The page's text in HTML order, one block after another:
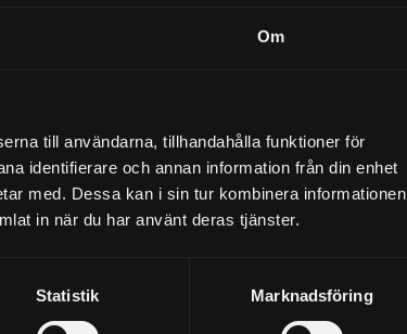
Om
till användarna, tillhandahålla funktioner för
identifierare och annan information från din enhet
med. Dessa kan i sin tur kombinera informationen
in när du har använt deras tjänster.
Statistik Marknadsföring
vår